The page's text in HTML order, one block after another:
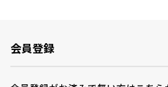
会員登録